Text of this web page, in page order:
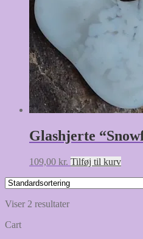
Glashjerte
109,00 kr. Tilføj til kurv
Viser 2 resultater
Cart